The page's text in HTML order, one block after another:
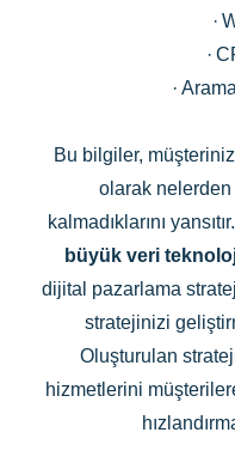
·
·
·
Bu bilgiler,
olarak nelerden
kalmadıklarını
büyük veri
dijital pazarlama
stratejinizi
Oluşturulan
hizmetlerini